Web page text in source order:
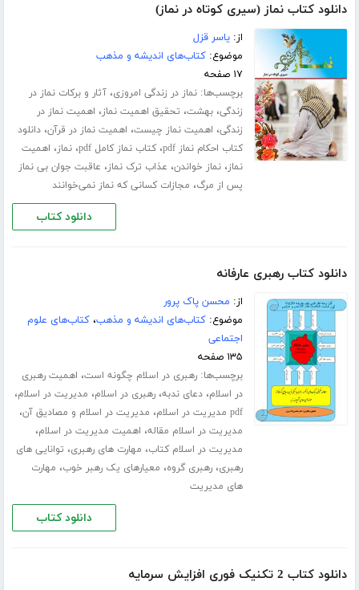
دانلود کتاب نماز (سیری کوتاه در نماز)
از:یاسر قزل
موضوع:کتاب‌های اندیشه و مذهب
۱۷ صفحه
برچسب‌ها:نماز در زندگی امروزی،آثار و برکات نماز در
زندگی،بهشت، تحقیق اهمیت نماز، اهمیت نماز در
زندگی، اهمیت نماز چیست، اهمیت نماز در قرآن،دانلود
کتاب احکام نماز pdf
،کتاب نماز کامل pdf ،نماز، اهمیت
نماز،نماز خواندن، عذاب ترک نماز، عاقبت جوان بی نماز
پس از مرگ، مجازات کسانی که نماز نمی‌خوانند
دانلود کتاب
دانلود کتاب رهبری عارفانه
از: محسن پاک پرور
موضوع:کتاب‌های اندیشه و مذهب،کتاب‌های علوم
اجتماعی
۱۳۵ صفحه
برچسب‌ها:رهبری در اسلام چگونه است، اهمیت رهبری
در اسلام،دعای ندبه،رهبری در اسلام، مدیریت در اسلام،
pdf مدیریت در اسلام ، مدیریت در اسلام و مصادیق آن،
مدیریت در اسلام مقاله، اهمیت مدیریت در اسلام،
مدیریت در اسلام کتاب، مهارت های رهبری، توانایی های
رهبری،رهبری گروه، معیارهای یک رهبر خوب، مهارت
های مدیریت
دانلود کتاب
دانلود کتاب 2 تکنیک فوری افزایش سرمایه